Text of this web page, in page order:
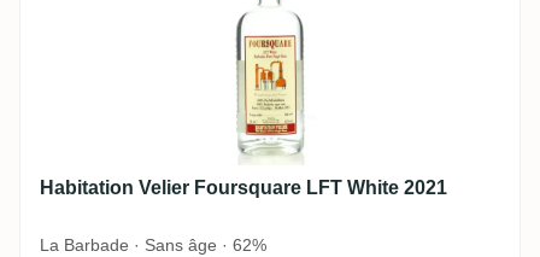
Habitation Velier Foursquare LFT White 2021
La Barbade · Sans âge · 62%